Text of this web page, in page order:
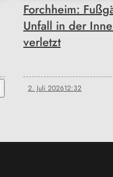
Forchheim:
Unfall in der
verletzt
2. Juli 202612:32